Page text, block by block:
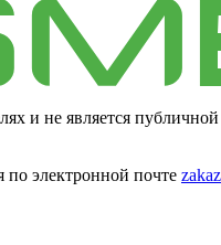
и не является
электронной почте